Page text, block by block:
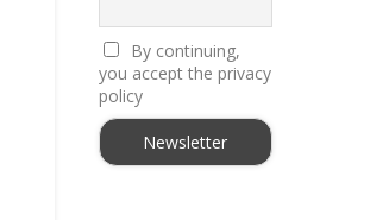
By continuing,
you accept the privacy
policy